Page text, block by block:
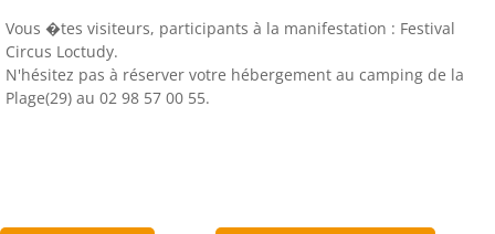
Vous �tes visiteurs, participants à la manifestation : Festival
Circus Loctudy.
N'hésitez pas à réserver votre hébergement au camping de la
Plage(29) au 02 98 57 00 55.